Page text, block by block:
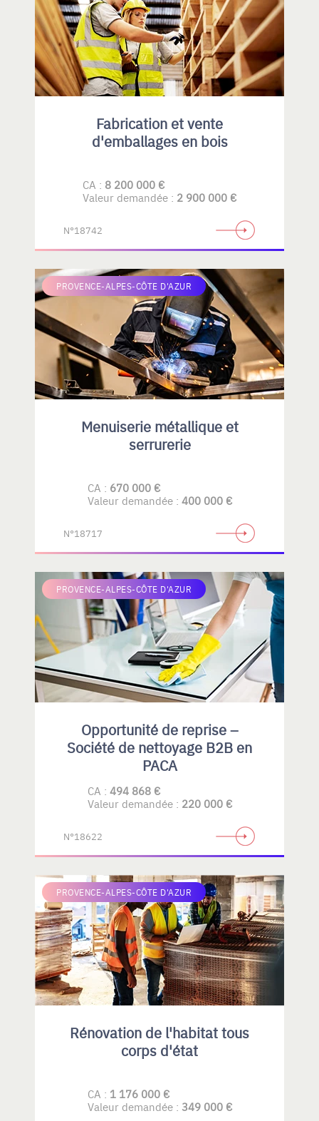
Fabrication et vente
d'emballages en bois
CA : 8 200 000 €
Valeur demandée : 2 900 000 €
N°18742
PROVENCE-ALPES-CÔTE D'AZUR
Menuiserie métallique et
serrurerie
CA : 670 000 €
Valeur demandée : 400 000 €
N°18717
PROVENCE-ALPES-CÔTE D'AZUR
Opportunité de reprise –
Société de nettoyage B2B en
PACA
CA : 494 868 €
Valeur demandée : 220 000 €
N°18622
PROVENCE-ALPES-CÔTE D'AZUR
Rénovation de l'habitat tous
corps d'état
CA : 1 176 000 €
Valeur demandée : 349 000 €